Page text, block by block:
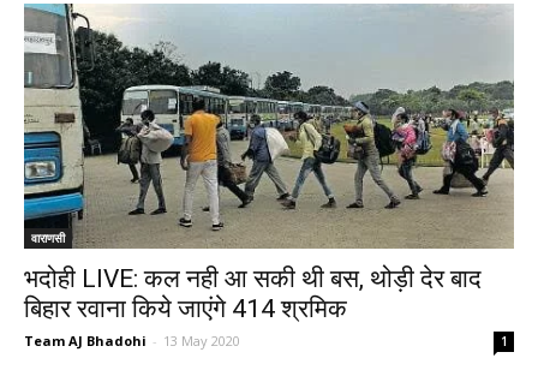
वाराणसी
भदोही LIVE: कल नही आ सकी थी बस, थोड़ी देर बाद
बिहार रवाना किये जाएंगे 414 श्रमिक
Team AJ Bhadohi - 13 May 2020 1